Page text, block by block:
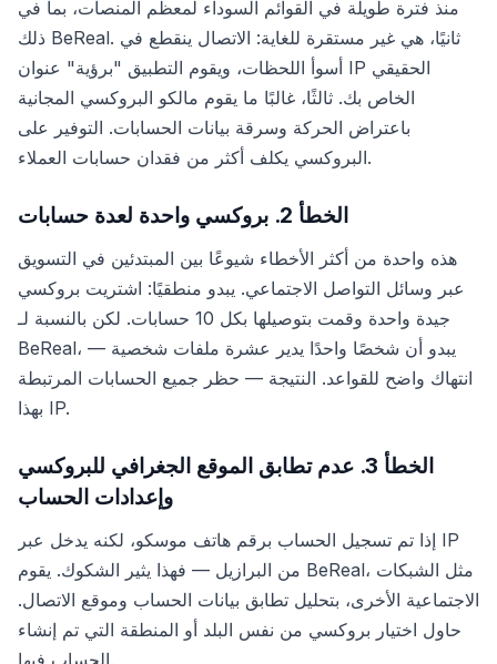
منذ فترة طويلة في القوائم السوداء لمعظم المنصات، بما في
ذلك BeReal. ثانيًا، هي غير مستقرة للغاية: الاتصال ينقطع في
أسوأ اللحظات، ويقوم التطبيق "برؤية" عنوان IP الحقيقي
الخاص بك. ثالثًا، غالبًا ما يقوم مالكو البروكسي المجانية
باعتراض الحركة وسرقة بيانات الحسابات. التوفير على
البروكسي يكلف أكثر من فقدان حسابات العملاء.
الخطأ 2. بروكسي واحدة لعدة حسابات
هذه واحدة من أكثر الأخطاء شيوعًا بين المبتدئين في التسويق
عبر وسائل التواصل الاجتماعي. يبدو منطقيًا: اشتريت بروكسي
جيدة واحدة وقمت بتوصيلها بكل 10 حسابات. لكن بالنسبة لـ
BeReal، يبدو أن شخصًا واحدًا يدير عشرة ملفات شخصية —
انتهاك واضح للقواعد. النتيجة — حظر جميع الحسابات المرتبطة
بهذا IP.
الخطأ 3. عدم تطابق الموقع الجغرافي للبروكسي
وإعدادات الحساب
إذا تم تسجيل الحساب برقم هاتف موسكو، لكنه يدخل عبر IP
من البرازيل — فهذا يثير الشكوك. يقوم BeReal، مثل الشبكات
الاجتماعية الأخرى، بتحليل تطابق بيانات الحساب وموقع الاتصال.
حاول اختيار بروكسي من نفس البلد أو المنطقة التي تم إنشاء